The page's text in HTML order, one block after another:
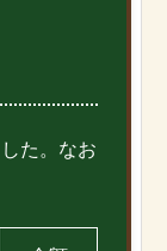
た。なお